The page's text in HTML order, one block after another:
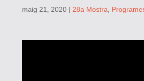
maig 21, 2020| 28a Mostra